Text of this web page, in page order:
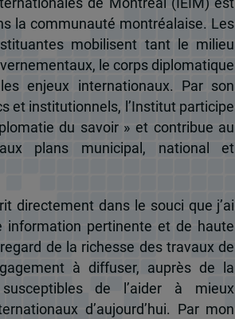
la communauté montréalaise. Les
mobilisent tant le milieu
le corps diplomatique
enjeux internationaux. Par son
et institutionnels, l’Institut participe
du savoir » et contribue au
plans municipal, national et
directement dans le souci que j’ai
pertinente et de haute
de la richesse des travaux de
à diffuser, auprès de la
de l’aider à mieux
d’aujourd’hui. Par mon